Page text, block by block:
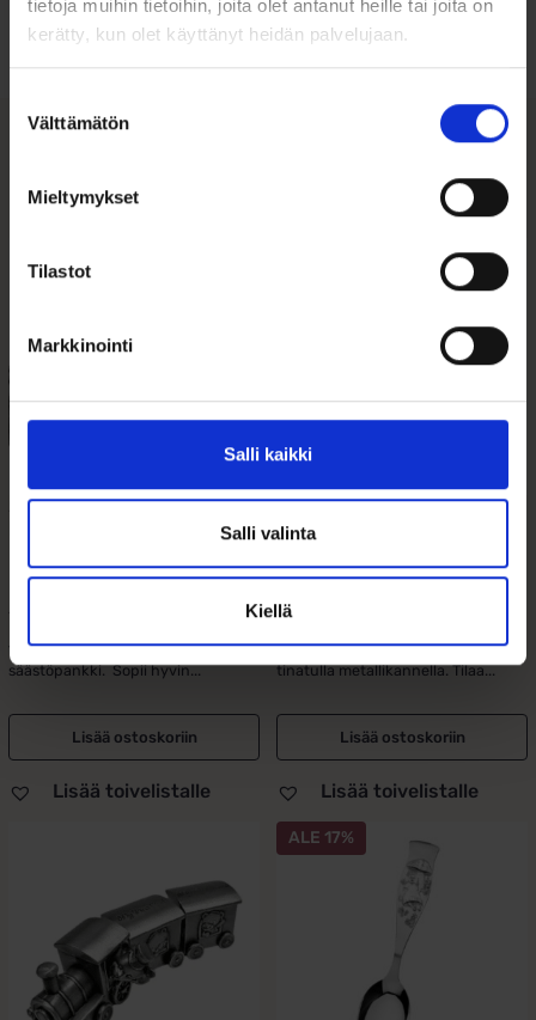
tietoja muihin tietoihin, joita olet antanut heille tai joita on
kerätty, kun olet käyttänyt heidän palvelujaan.
valinta
Välttämätön
Mieltymykset
Tilastot
Markkinointi
Salli kaikki
Salli valinta
Kiellä
Tutustu ohjeisiin
Säästölipas WV-
Tinapintainen kupla WV
säästöpankki. Sopii hyvin...
Lisää ostoskoriin
Lisää toivelistalle
Kastelahja Muumi
Albumi 270-76800
48,00
Suloinen Muumi valokuva-albumi
tinatulla metallikannella. Tilaa...
Lisää ostoskoriin
Lisää toivelistalle
ALE 17%